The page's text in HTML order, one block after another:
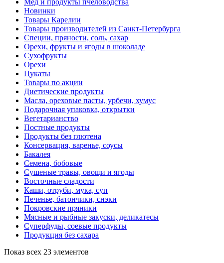
Новинки
Товары Карелии
Товары производителей из Санкт-Петербурга
Специи, пряности, соль, сахар
Орехи, фрукты и ягоды в шоколаде
Сухофрукты
Орехи
Цукаты
Товары по акции
Диетические продукты
Масла, ореховые пасты, урбечи, хумус
Подарочная упаковка, открытки
Вегетарианство
Постные продукты
Продукты без глютена
Консервация, варенье, соусы
Бакалея
Семена, бобовые
Сушеные травы, овощи и ягоды
Восточные сладости
Каши, отруби, мука, суп
Печенье, батончики, снэки
Покровские пряники
Мясные и рыбные закуски, деликатесы
Суперфуды, соевые продукты
Продукция без сахара
Показ всех 23 элементов